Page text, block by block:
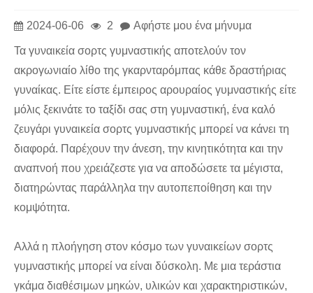
2024-06-06 2 Αφήστε μου ένα μήνυμα
Τα γυναικεία σορτς γυμναστικής αποτελούν τον
ακρογωνιαίο λίθο της γκαρνταρόμπας κάθε δραστήριας
γυναίκας. Είτε είστε έμπειρος αρουραίος γυμναστικής είτε
μόλις ξεκινάτε το ταξίδι σας στη γυμναστική, ένα καλό
ζευγάρι γυναικεία σορτς γυμναστικής μπορεί να κάνει τη
διαφορά. Παρέχουν την άνεση, την κινητικότητα και την
αναπνοή που χρειάζεστε για να αποδώσετε τα μέγιστα,
διατηρώντας παράλληλα την αυτοπεποίθηση και την
κομψότητα.
Αλλά η πλοήγηση στον κόσμο των γυναικείων σορτς
γυμναστικής μπορεί να είναι δύσκολη. Με μια τεράστια
γκάμα διαθέσιμων μηκών, υλικών και χαρακτηριστικών,